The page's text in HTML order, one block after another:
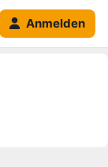
Anmelden